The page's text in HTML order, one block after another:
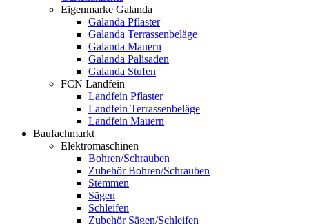
Eigenmarke Galanda
Galanda Pflaster
Galanda Terrassenbeläge
Galanda Mauern
Galanda Palisaden
Galanda Stufen
FCN Landfein
Landfein Pflaster
Landfein Terrassenbeläge
Landfein Mauern
Baufachmarkt
Elektromaschinen
Bohren/Schrauben
Zubehör Bohren/Schrauben
Stemmen
Sägen
Schleifen
Zubehör Sägen/Schleifen